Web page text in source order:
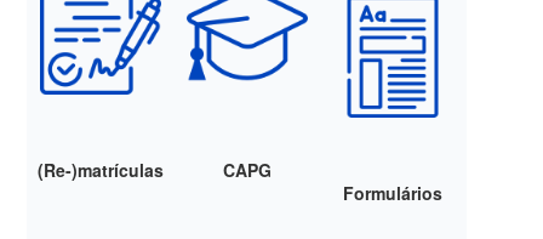
(Re-)matrículas CAPG
Formulários